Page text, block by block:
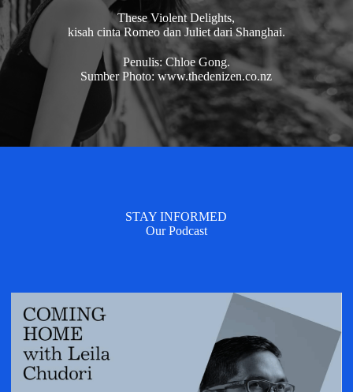
These Violent Delights,
kisah cinta Romeo dan Juliet dari Shanghai.
Penulis: Chloe Gong.
Sumber Photo: www.thedenizen.co.nz
STAY INFORMED
Our Podcast